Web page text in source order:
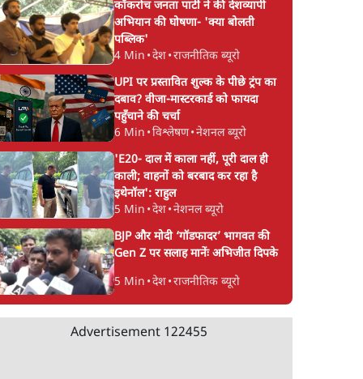
कॉकरोच जनता पार्टी ने की देशव्यापी
अभियान की घोषणा- 'क्या बोलती
पब्लिक'
4 Min •देश•राजनीतिक ब्यूरो
UPI पर प्रस्तावित शुल्क के पीछे ट्रंप का
दबाव? वीजा-मास्टरकार्ड को फायदा
पहुँचाने की चर्चा
6 Min •विश्लेषण•नेशनल ब्यूरो
'E20- दाल में काला नहीं, पूरी दाल ही
काली; वाहनों को बरबाद कर रहा है
इथेनॉल': राहुल
5 Min •देश•नेशनल ब्यूरो
BJP और मोदी ‘गॉडफादर’ भागवत की
Gen Z पर सलाह मानेंः अभिजीत दिपके
5 Min •देश•राजनीतिक ब्यूरो
Advertisement 122455